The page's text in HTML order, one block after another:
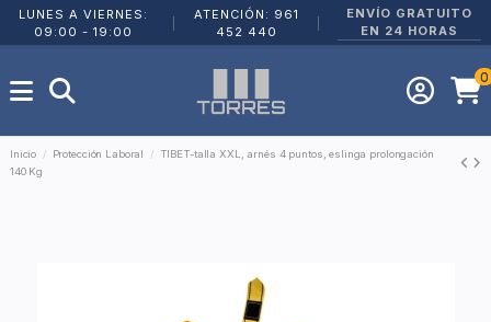
LUNES A VIERNES:
09:00 - 19:00
ATENCIÓN: 961
452 440
ENVÍO GRATUITO
EN 24 HORAS
0
Inicio Protección Laboral
TIBET-talla XXL, arnés 4 puntos, eslinga prolongación
140 Kg